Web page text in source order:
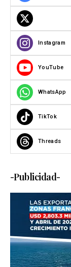
Instagram
YouTube
WhatsApp
TikTok
Threads
-Publicidad-